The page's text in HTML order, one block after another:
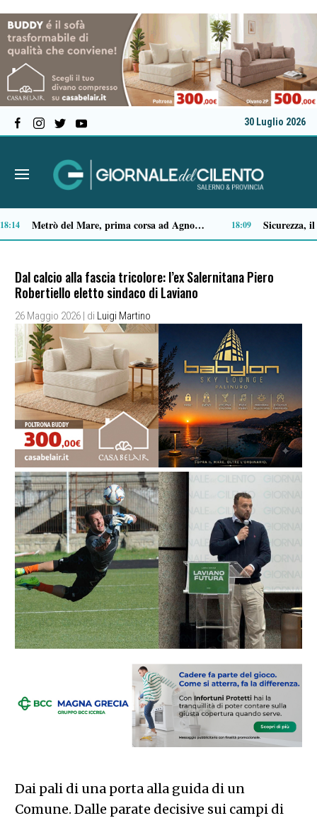
30 Luglio 2026
Premio Terre del Bussento, si alza il sipario: stasera Roberto Fico apre l’11ª edizione 14:35 Capaccio Paestum spazio di legalità: oltre 43 ettari di beni confiscati destinati a progetti sociali 14:14
Dal calcio alla fascia tricolore: l’ex Salernitana Piero
Robertiello eletto sindaco di Laviano
26 Maggio 2026 | di Luigi Martino
Dai pali di una porta alla guida di un
Comune. Dalle parate decisive sui campi di